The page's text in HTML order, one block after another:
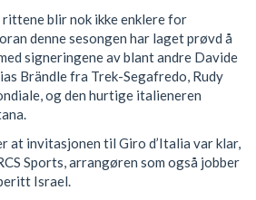
blir nok ikke enklere for
denne sesongen har laget prøvd å
signeringene av blant andre Davide
Brändle fra Trek-Segafredo, Rudy
og den hurtige italieneren
at invitasjonen til Giro d’Italia var klar,
Sports, arrangøren som også jobber
Israel.